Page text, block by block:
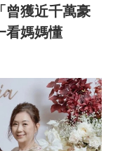
曾獲近千萬豪
看媽媽懂